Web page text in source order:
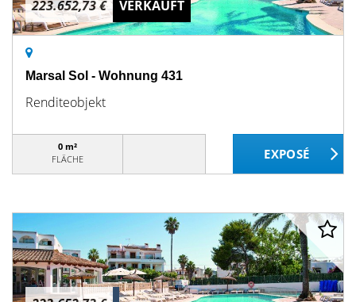
223.652,73 € VERKAUFT
Marsal Sol - Wohnung 431
Renditeobjekt
0 m²
FLÄCHE